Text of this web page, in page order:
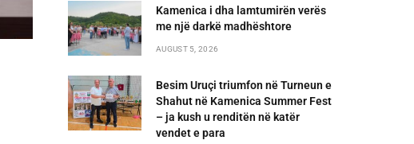
Kamenica i dha lamtumirën verës
me një darkë madhështore
AUGUST 5, 2026
Besim Uruçi triumfon në Turneun e
Shahut në Kamenica Summer Fest
– ja kush u renditën në katër
vendet e para